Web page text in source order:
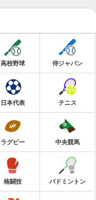
高校野球 侍ジャパン
日本代表 テニス
ラグビー 中央競馬
格闘技 バドミントン